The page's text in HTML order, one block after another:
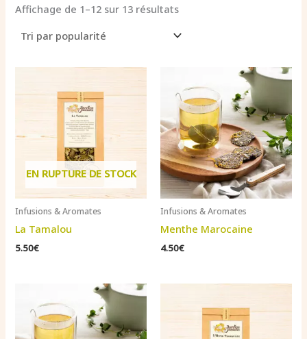
Affichage de 1–12 sur 13 résultatsTrié
EN RUPTURE DE STOCK
Infusions & Aromates
La Tamalou
5.50€
Infusions & Aromates
Menthe Marocaine
4.50€